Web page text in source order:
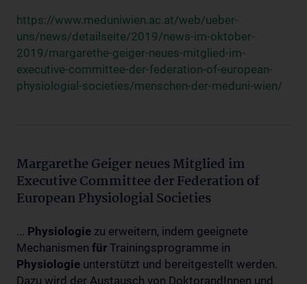
https://www.meduniwien.ac.at/web/ueber-
uns/news/detailseite/2019/news-im-oktober-
2019/margarethe-geiger-neues-mitglied-im-
executive-committee-der-federation-of-european-
physiologial-societies/menschen-der-meduni-wien/
Margarethe Geiger neues Mitglied im
Executive Committee der Federation of
European Physiologial Societies
... Physiologie zu erweitern, indem geeignete
Mechanismen für Trainingsprogramme in
Physiologie unterstützt und bereitgestellt werden.
Dazu wird der Austausch von DoktorandInnen und